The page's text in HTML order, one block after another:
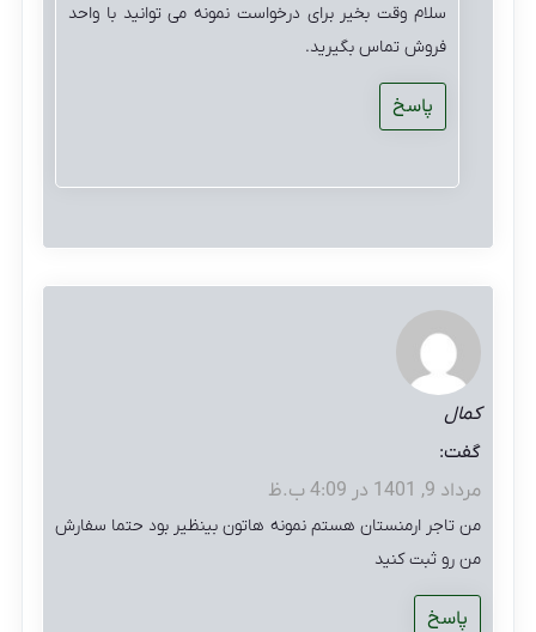
سلام وقت بخیر برای درخواست نمونه می توانید با واحد
فروش تماس بگیرید.
پاسخ
کمال
گفت:
مرداد 9, 1401 در 4:09 ب.ظ
من تاجر ارمنستان هستم نمونه هاتون بینظیر بود حتما سفارش
من رو ثبت کنید
پاسخ